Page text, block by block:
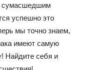
сумасшедшим
успешно это
мы точно знаем,
имеют самую
Найдите себя и